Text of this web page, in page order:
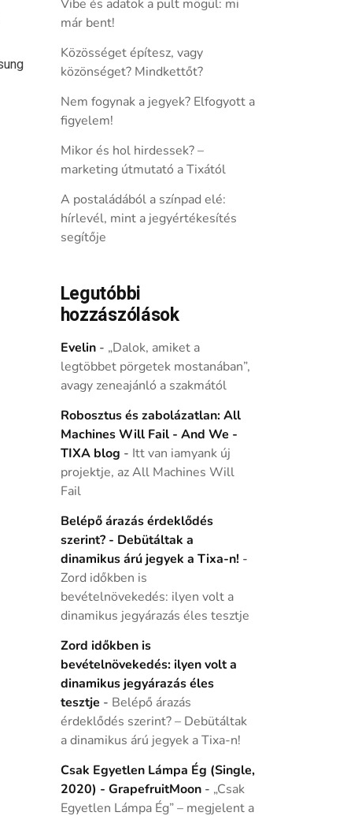
Vibe és adatok a pult mögül: mi
már bent!
Közösséget építesz, vagy
közönséget? Mindkettőt?
Nem fogynak a jegyek? Elfogyott a
figyelem!
Mikor és hol hirdessek? –
marketing útmutató a Tixától
A postaládából a színpad elé:
hírlevél, mint a jegyértékesítés
segítője
Legutóbbi
hozzászólások
Evelin- „Dalok, amiket a
legtöbbet pörgetek mostanában”,
avagy zeneajánló a szakmától
Robosztus és zabolázatlan: All
Machines Will Fail - And We -
TIXA blog - Itt van iamyank új
projektje, az All Machines Will
Fail
Belépő árazás érdeklődés
szerint? - Debütáltak a
dinamikus árú jegyek a Tixa-n! -
Zord időkben is
bevételnövekedés: ilyen volt a
dinamikus jegyárazás éles tesztje
Zord időkben is
bevételnövekedés: ilyen volt a
dinamikus jegyárazás éles
tesztje - Belépő árazás
érdeklődés szerint? – Debütáltak
a dinamikus árú jegyek a Tixa-n!
Csak Egyetlen Lámpa Ég (Single,
2020) - GrapefruitMoon- „Csak
Egyetlen Lámpa Ég” – megjelent a